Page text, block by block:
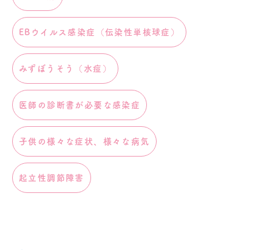
EBウイルス感染症（伝染性単核球症）
みずぼうそう（水痘）
医師の診断書が必要な感染症
子供の様々な症状、様々な病気
起立性調節障害